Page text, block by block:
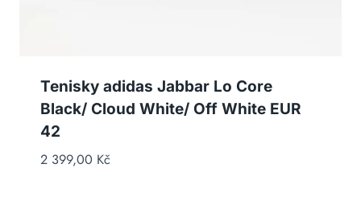
Tenisky adidas Jabbar Lo Core
Black/ Cloud White/ Off White EUR
42
2 399,00 Kč